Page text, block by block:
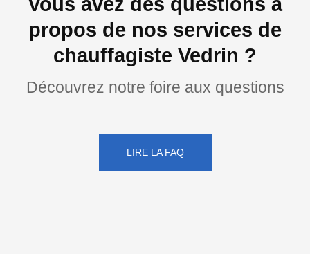
propos de nos services de
chauffagiste Vedrin ?
Découvrez notre foire aux questions
LIRE LA FAQ